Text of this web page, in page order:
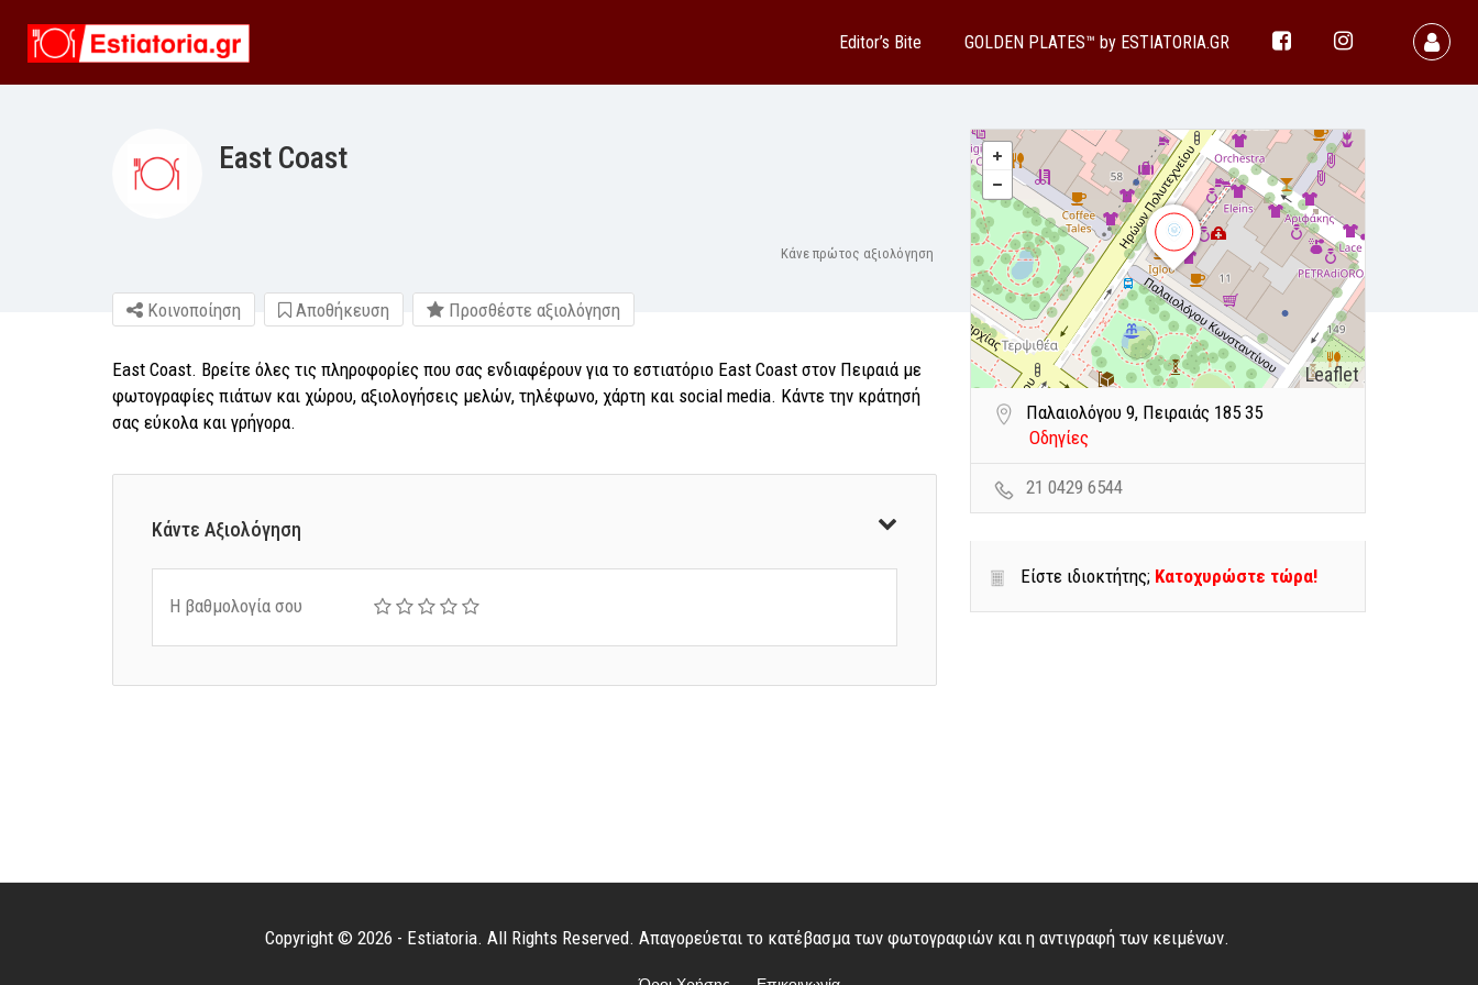
Editor’s Bite GOLDEN PLATES™ by ESTIATORIA.GR
East Coast
Κάνε πρώτος αξιολόγηση
Κοινοποίηση Αποθήκευση Προσθέστε αξιολόγηση
East Coast. Βρείτε όλες τις πληροφορίες που σας ενδιαφέρουν για το εστιατόριο East Coast στον Πειραιά με
φωτογραφίες πιάτων και χώρου, αξιολογήσεις μελών, τηλέφωνο, χάρτη και social media. Κάντε την κράτησή
σας εύκολα και γρήγορα.
Κάντε Αξιολόγηση
Η βαθμολογία σου
Leaflet
Παλαιολόγου 9, Πειραιάς 185 35
Οδηγίες
21 0429 6544
Είστε ιδιοκτήτης; Κατοχυρώστε τώρα!
Copyright © 2026 - Estiatoria. All Rights Reserved. Απαγορεύεται το κατέβασμα των φωτογραφιών και η αντιγραφή των κειμένων.